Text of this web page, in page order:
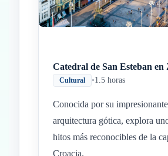
Catedral de San Esteban en
Cultural •1.5 horas
Conocida por su impresionante
arquitectura gótica, explora
hitos más reconocibles de la
Croacia.